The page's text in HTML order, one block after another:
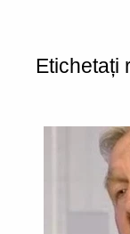
Etichetați